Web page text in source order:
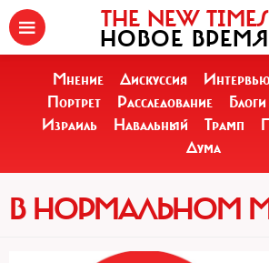
THE NEW TIMES
НОВОЕ ВРЕМЯ
Мнение Дискуссия Интервью
Портрет
Расследование Блоги
Израиль
Навальный Трамп
Дума
В НОРМАЛЬНОМ